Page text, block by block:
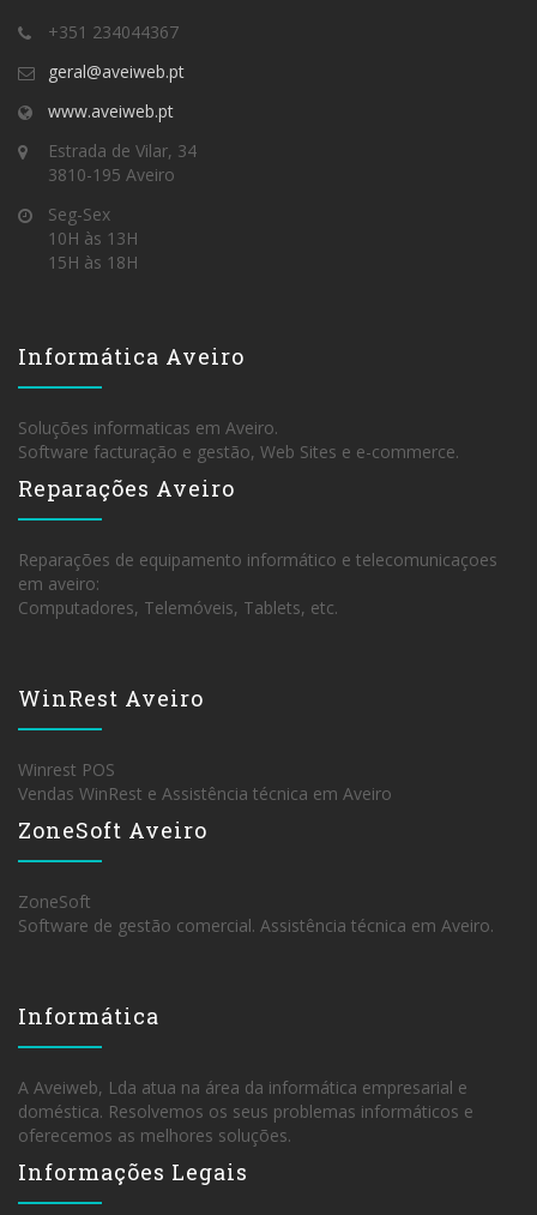
+351 234044367
geral@aveiweb.pt
www.aveiweb.pt
Estrada de Vilar, 34
3810-195 Aveiro
Seg-Sex
10H às 13H
15H às 18H
Informática Aveiro
Soluções informaticas em Aveiro.
Software facturação e gestão, Web Sites e e-commerce.
Reparações Aveiro
Reparações de equipamento informático e telecomunicaçoes
em aveiro:
Computadores, Telemóveis, Tablets, etc.
WinRest Aveiro
Winrest POS
Vendas WinRest e Assistência técnica em Aveiro
ZoneSoft Aveiro
ZoneSoft
Software de gestão comercial. Assistência técnica em Aveiro.
Informática
A Aveiweb, Lda atua na área da informática empresarial e
doméstica. Resolvemos os seus problemas informáticos e
oferecemos as melhores soluções.
Informações Legais